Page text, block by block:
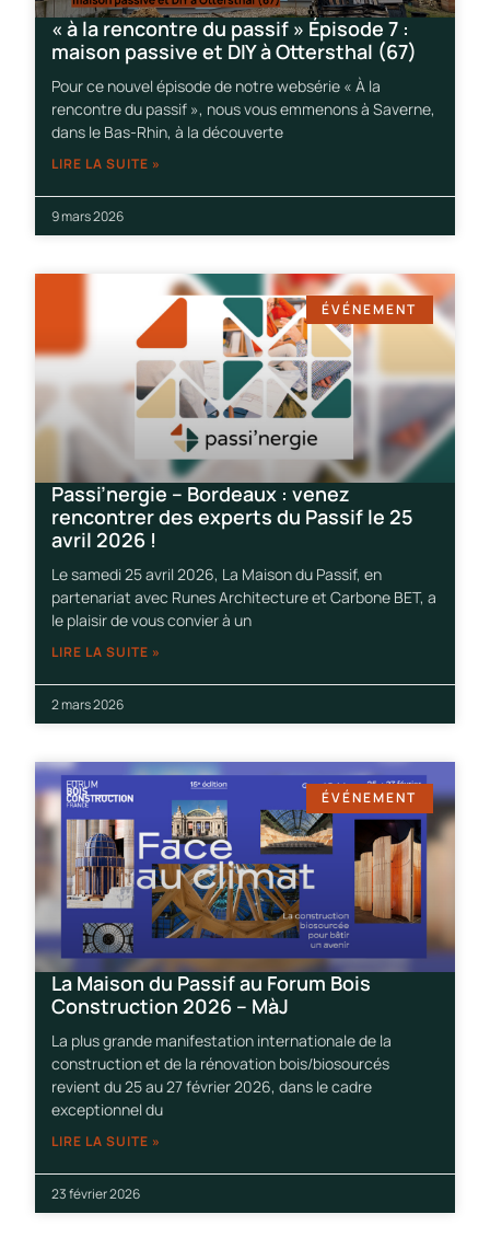
« à la rencontre du passif » Épisode 7 :
maison passive et DIY à Ottersthal (67)
Pour ce nouvel épisode de notre websérie « À la
rencontre du passif », nous vous emmenons à Saverne,
dans le Bas-Rhin, à la découverte
LIRE LA SUITE »
9 mars 2026
ÉVÉNEMENT
Passi’nergie – Bordeaux : venez
rencontrer des experts du Passif le 25
avril 2026 !
Le samedi 25 avril 2026, La Maison du Passif, en
partenariat avec Runes Architecture et Carbone BET, a
le plaisir de vous convier à un
LIRE LA SUITE »
2 mars 2026
ÉVÉNEMENT
La Maison du Passif au Forum Bois
Construction 2026 – MàJ
La plus grande manifestation internationale de la
construction et de la rénovation bois/biosourcés
revient du 25 au 27 février 2026, dans le cadre
exceptionnel du
LIRE LA SUITE »
23 février 2026